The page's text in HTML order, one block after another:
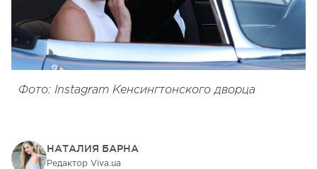
Фото: Instagram Кенсингтонского дворца
НАТАЛИЯ БАРНА
Редактор Viva.ua